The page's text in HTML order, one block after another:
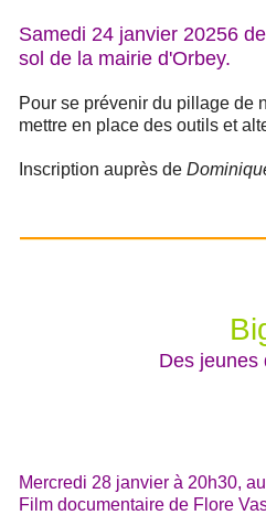
Samedi 24 janvier 20256
sol de la mairie d'Orbey.
Pour se prévenir du pillage de
mettre en place des outils et
Inscription auprès de
Des jeunes
Mercredi 28 janvier à 20h30,
Film documentaire de Flore